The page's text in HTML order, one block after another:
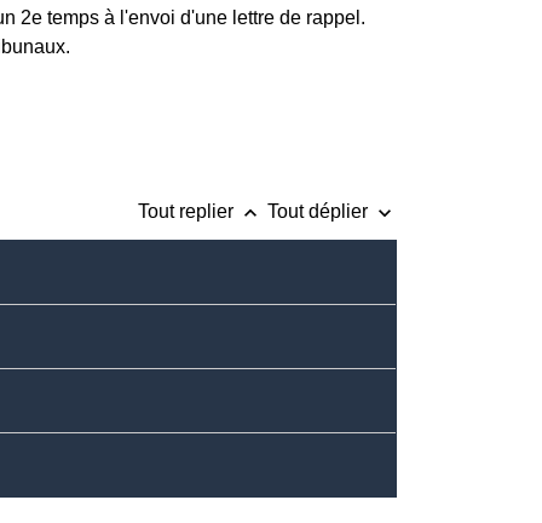
2etemps à l'envoi d'une lettre de rappel.
Tout replier keyboard_arrow_up Tout déplier keyboard_arrow_down